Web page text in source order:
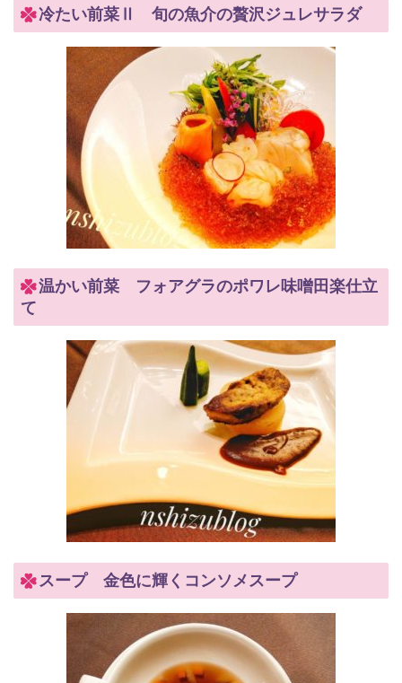
冷たい前菜Ⅱ 旬の魚介の贅沢ジュレサラダ
温かい前菜 フォアグラのポワレ味噌田楽仕立
て
スープ 金色に輝くコンソメスープ